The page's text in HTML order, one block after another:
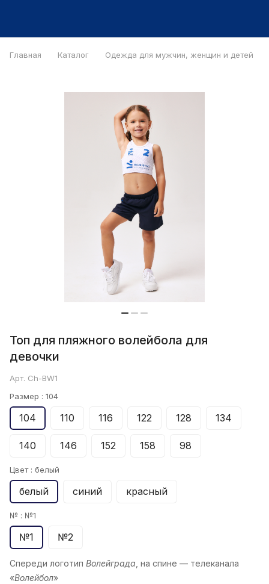
Главная Каталог Одежда для мужчин, женщин и детей
Топ для пляжного волейбола для
девочки
Арт. Ch-BW1
Размер : 104
104 110 116 122 128 134
140 146 152 158 98
Цвет : белый
белый синий красный
№ : №1
№1 №2
Спереди логотип Волейграда, на спине — телеканала
«Волейбол»